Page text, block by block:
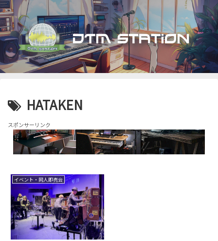
HATAKEN
スポンサーリンク
イベント・同人即売会